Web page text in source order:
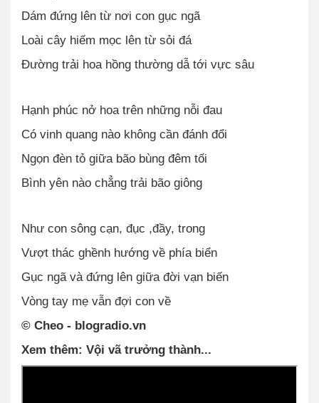
Dám đứng lên từ nơi con gục ngã
Loài cây hiếm mọc lên từ sỏi đá
Đường trải hoa hồng thường dẫ tới vực sâu
Hạnh phúc nở hoa trên những nỗi đau
Có vinh quang nào không cần đánh đổi
Ngọn đèn tỏ giữa bão bùng đêm tối
Bình yên nào chẳng trải bão giông
Như con sông cạn, đục ,đầy, trong
Vượt thác ghềnh hướng về phía biển
Gục ngã và đứng lên giữa đời vạn biến
Vòng tay mẹ vẫn đợi con về
© Cheo - blogradio.vn
Xem thêm: Vội vã trưởng thành...